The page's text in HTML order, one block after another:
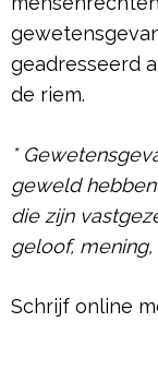
geadresseerd
de riem.
*
geweld
die zijn
geloof,
Schrijf online